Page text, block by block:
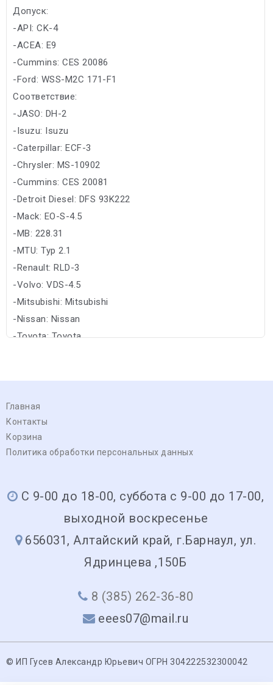
Допуск:
-API: CK-4
-ACEA: E9
-Cummins: CES 20086
-Ford: WSS-M2C 171-F1
Соответствие:
-JASO: DH-2
-Isuzu: Isuzu
-Caterpillar: ECF-3
-Chrysler: MS-10902
-Cummins: CES 20081
-Detroit Diesel: DFS 93K222
-Mack: EO-S-4.5
-MB: 228.31
-MTU: Typ 2.1
-Renault: RLD-3
-Volvo: VDS-4.5
-Mitsubishi: Mitsubishi
-Nissan: Nissan
-Toyota: Toyota
Главная
Контакты
Корзина
Политика обработки персональных данных
С 9-00 до 18-00, суббота с 9-00 до 17-00,
выходной воскресенье
656031, Алтайский край, г.Барнаул, ул.
Ядринцева ,150Б
8 (385) 262-36-80
eees07@mail.ru
© ИП Гусев Александр Юрьевич ОГРН 304222532300042